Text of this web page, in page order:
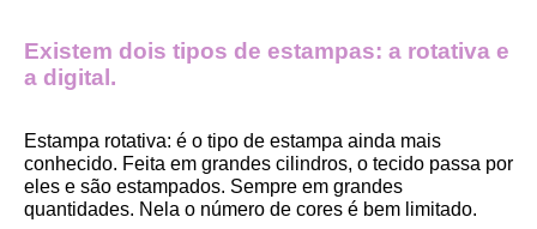
Existem dois tipos de estampas: a rotativa e
a digital.
Estampa rotativa: é o tipo de estampa ainda mais
conhecido. Feita em grandes cilindros, o tecido passa por
eles e são estampados. Sempre em grandes
quantidades. Nela o número de cores é bem limitado.